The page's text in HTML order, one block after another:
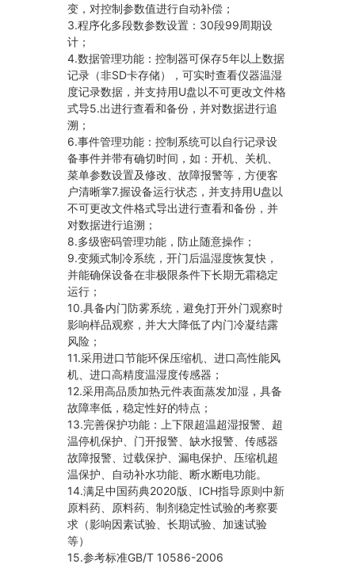
变，对控制参数值进行自动补偿；
3.程序化多段数参数设置：30段99周期设
计；
4.数据管理功能：控制器可保存5年以上数据
记录（非SD卡存储），可实时查看仪器温湿
度记录数据，并支持用U盘以不可更改文件格
式导5.出进行查看和备份，并对数据进行追
溯；
6.事件管理功能：控制系统可以自行记录设
备事件并带有确切时间，如：开机、关机、
菜单参数设置及修改、故障报警等，方便客
户清晰掌7.握设备运行状态，并支持用U盘以
不可更改文件格式导出进行查看和备份，并
对数据进行追溯；
8.多级密码管理功能，防止随意操作；
9.变频式制冷系统，开门后温湿度恢复快，
并能确保设备在非极限条件下长期无霜稳定
运行；
10.具备内门防雾系统，避免打开外门观察时
影响样品观察，并大大降低了内门冷凝结露
风险；
11.采用进口节能环保压缩机、进口高性能风
机、进口高精度温湿度传感器；
12.采用高品质加热元件表面蒸发加湿，具备
故障率低，稳定性好的特点；
13.完善保护功能：上下限超温超湿报警、超
温停机保护、门开报警、缺水报警、传感器
故障报警、过载保护、漏电保护、压缩机超
温保护、自动补水功能、断水断电功能。
14.满足中国药典2020版、ICH指导原则中新
原料药、原料药、制剂稳定性试验的考察要
求（影响因素试验、长期试验、加速试验
等）
15.参考标准GB/T 10586-2006